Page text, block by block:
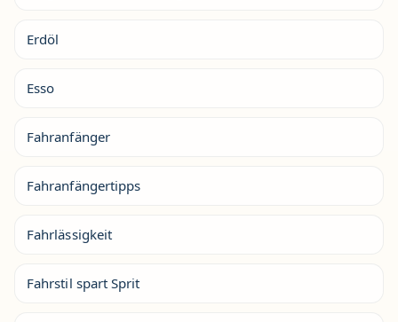
Erdöl
Esso
Fahranfänger
Fahranfängertipps
Fahrlässigkeit
Fahrstil spart Sprit